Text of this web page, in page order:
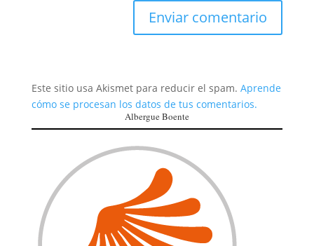
Este sitio usa Akismet para reducir el spam. Aprende
cómo se procesan los datos de tus comentarios.
Albergue Boente